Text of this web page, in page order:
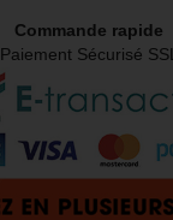
Commande rapide
Paiement Sécurisé SSL